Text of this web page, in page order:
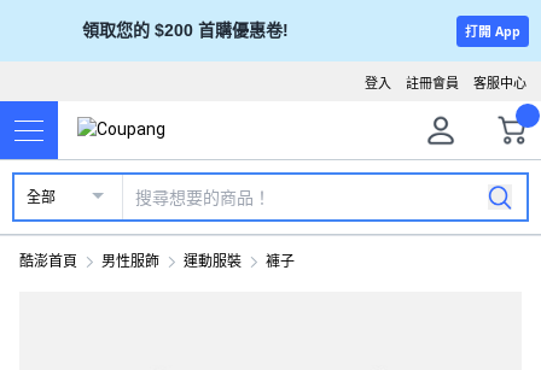
領取您的 $200 首購優惠卷! 打開 App
客服中心
註冊會員
登入
全部
酷澎首頁 男性服飾 運動服裝 褲子